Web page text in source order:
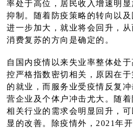
率处于高位，居民收入增速明
抑制。随着防疫策略的转向以
进一步加大，就业将会回升，从
消费复苏的方向是确定的。
自国内疫情以来失业率整体处
控严格指数密切相关，原因在
的就业，而服务业受疫情反复
营企业及个体户冲击尤大。随着
相关行业的需求会明显回升，
显的改善。除疫情外，2021年